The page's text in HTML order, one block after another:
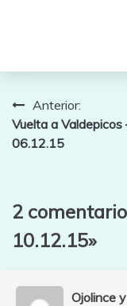
Navegación
de
Anterior:
Vuelta a Valdepicos
06.12.15
2
10.12.15»
Ojolince